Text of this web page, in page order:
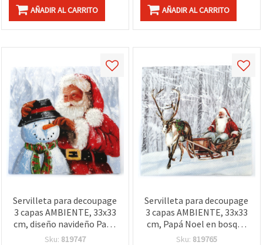
AÑADIR AL CARRITO AÑADIR AL CARRITO
Servilleta para decoupage
3 capas AMBIENTE, 33x33
cm, diseño navideño Papá
Noel y muñeco de nieve - 1
Sku: 819747
Servilleta para decoupage
3 capas AMBIENTE, 33x33
cm, Papá Noel en bosque
nevado - 1 unidad
Sku: 819765